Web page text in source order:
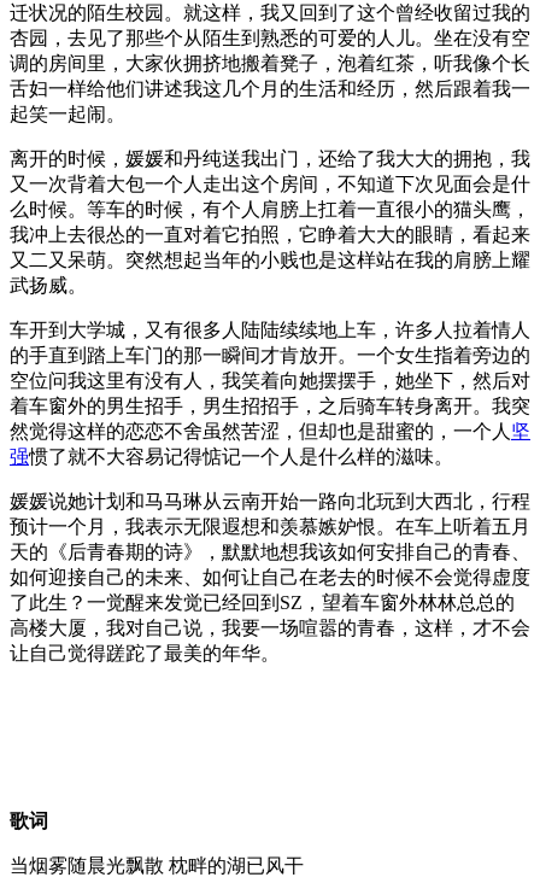
迁状况的陌生校园。就这样，我又回到了这个曾经收留过我的
杏园，去见了那些个从陌生到熟悉的可爱的人儿。坐在没有空
调的房间里，大家伙拥挤地搬着凳子，泡着红茶，听我像个长
舌妇一样给他们讲述我这几个月的生活和经历，然后跟着我一
起笑一起闹。
离开的时候，媛媛和丹纯送我出门，还给了我大大的拥抱，我
又一次背着大包一个人走出这个房间，不知道下次见面会是什
么时候。等车的时候，有个人肩膀上扛着一直很小的猫头鹰，
我冲上去很怂的一直对着它拍照，它睁着大大的眼睛，看起来
又二又呆萌。突然想起当年的小贱也是这样站在我的肩膀上耀
武扬威。
车开到大学城，又有很多人陆陆续续地上车，许多人拉着情人
的手直到踏上车门的那一瞬间才肯放开。一个女生指着旁边的
空位问我这里有没有人，我笑着向她摆摆手，她坐下，然后对
着车窗外的男生招手，男生招招手，之后骑车转身离开。我突
然觉得这样的恋恋不舍虽然苦涩，但却也是甜蜜的，一个人 坚
强惯了就不大容易记得惦记一个人是什么样的滋味。
媛媛说她计划和马马琳从云南开始一路向北玩到大西北，行程
预计一个月，我表示无限遐想和羡慕嫉妒恨。在车上听着五月
天的《后青春期的诗》，默默地想我该如何安排自己的青春、
如何迎接自己的未来、如何让自己在老去的时候不会觉得虚度
了此生？一觉醒来发觉已经回到SZ，望着车窗外林林总总的
高楼大厦，我对自己说，我要一场喧嚣的青春，这样，才不会
让自己觉得蹉跎了最美的年华。
歌词
当烟雾随晨光飘散 枕畔的湖已风干